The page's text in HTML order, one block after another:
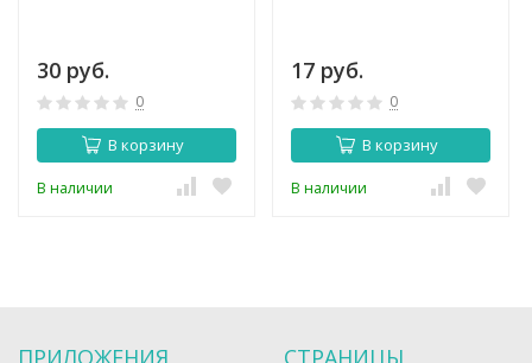
30 руб.
0
В корзину
В наличии
17 руб.
0
В корзину
В наличии
ПРИЛОЖЕНИЯ СТРАНИЦЫ